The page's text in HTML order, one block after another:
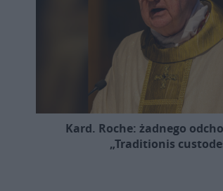
Kard. Roche: żadnego
„Traditionis